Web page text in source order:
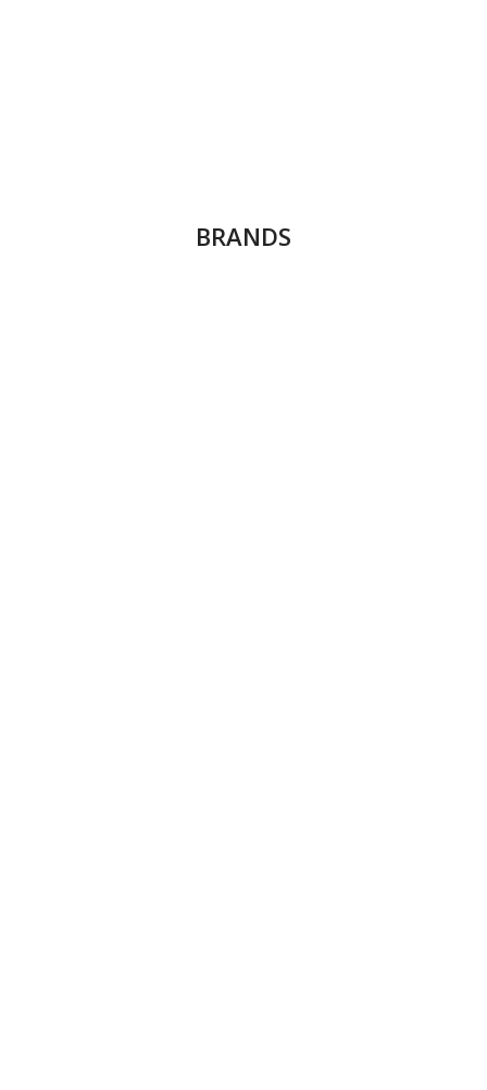
BRANDS